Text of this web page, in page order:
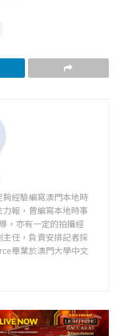
經驗編寫澳門本地時
報，曾編寫本地時事
，亦有一定的拍攝經
任，負責安排記者採
畢業於澳門大學中文